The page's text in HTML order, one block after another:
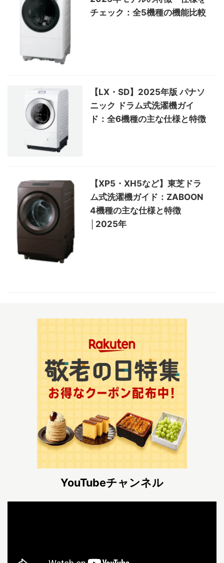
チェック：全5機種の機能比較
【LX・SD】2025年版 パナソ
ニック ドラム式洗濯機ガイ
ド：全6機種の主な仕様と特徴
【XP5・XH5など】東芝ドラ
ム式洗濯機ガイド：ZABOON
4機種の主な仕様と特徴
│2025年
YouTubeチャンネル